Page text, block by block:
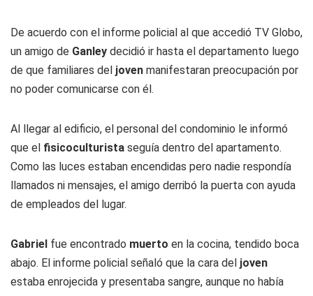
De acuerdo con el informe policial al que accedió TV Globo,
un amigo de Ganley decidió ir hasta el departamento luego
de que familiares del joven manifestaran preocupación por
no poder comunicarse con él.
Al llegar al edificio, el personal del condominio le informó
que el fisicoculturista seguía dentro del apartamento.
Como las luces estaban encendidas pero nadie respondía
llamados ni mensajes, el amigo derribó la puerta con ayuda
de empleados del lugar.
Gabriel fue encontrado muerto en la cocina, tendido boca
abajo. El informe policial señaló que la cara del joven
estaba enrojecida y presentaba sangre, aunque no había